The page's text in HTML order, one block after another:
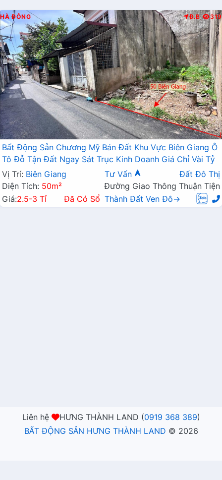
HÀ ĐÔNG Đ.B 319
Bất Động Sản Chương Mỹ Bán Đất Khu Vực Biên Giang Ô
Tô Đỗ Tận Đất Ngay Sát Trục Kinh Doanh Giá Chỉ Vài Tỷ
Vị Trí: Biên Giang Tư Vấn
Đất Đô Thị
Diện Tích: 50m²
Đường Giao Thông Thuận Tiện
Giá:2.5-3 Tỉ Đã Có Sổ Thành Đất Ven Đô→
Liên hệ HƯNG THÀNH LAND (0919 368 389)
BẤT ĐỘNG SẢN HƯNG THÀNH LAND © 2026